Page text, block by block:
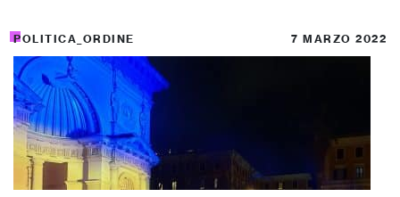
POLITICA_ORDINE 7 MARZO 2022